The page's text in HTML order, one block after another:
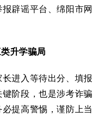
辟谣平台、绵阳市网
升学骗局
进入等待出分、填报
阶段，也是涉考诈骗
提高警惕，谨防上当